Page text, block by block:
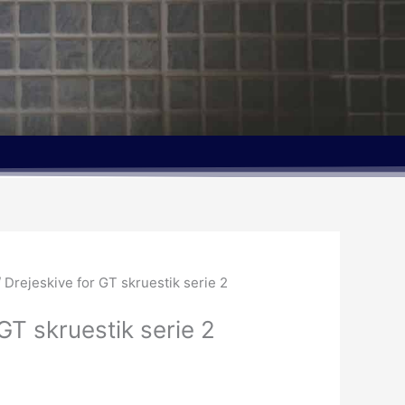
Drejeskive for GT skruestik serie 2
skruestik serie 2